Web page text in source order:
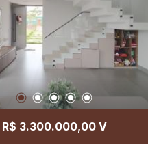
R$ 3.300.000,00 V